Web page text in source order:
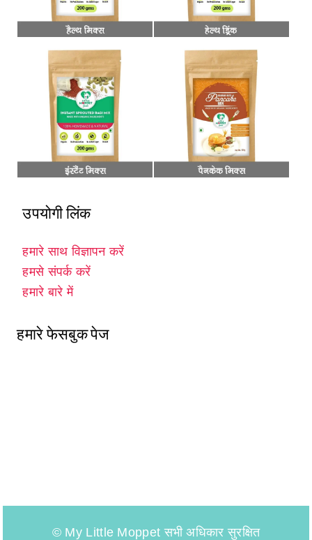
उपयोगी लिंक
हमारे साथ विज्ञापन करें
हमसे संपर्क करें
हमारे बारे में
हमारे फेसबुक पेज
© My Little Moppet सभी अधिकार सुरक्षित